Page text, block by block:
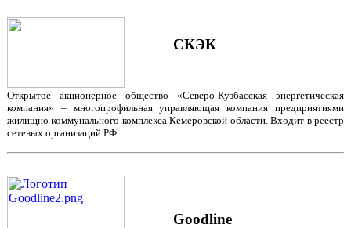
СКЭК
Открытое акционерное общество «Северо-Кузбасская энергетическая
компания» – многопрофильная управляющая компания предприятиями
жилищно-коммунального комплекса Кемеровской области. Входит в реестр
сетевых организаций РФ.
Goodline